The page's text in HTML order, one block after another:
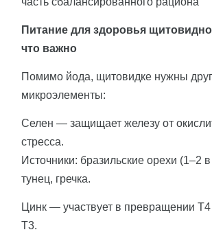
Питание для здоровья
что важно
Помимо йода, щитовидке нужны
микроэлементы:
Селен — защищает железу от
стресса.
Источники: бразильские орехи (1–2
тунец, гречка.
Цинк — участвует в превращении
Т3.